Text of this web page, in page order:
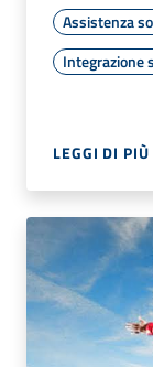
Assistenza
Integrazione
LEGGI DI PIÙ